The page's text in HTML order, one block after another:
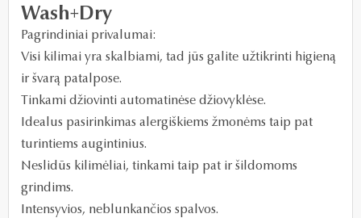
Wash+Dry
Pagrindiniai privalumai:
Visi kilimai yra skalbiami, tad jūs galite užtikrinti higieną
ir švarą patalpose.
Tinkami džiovinti automatinėse džiovyklėse.
Idealus pasirinkimas alergiškiems žmonėms taip pat
turintiems augintinius.
Neslidūs kilimėliai, tinkami taip pat ir šildomoms
grindims.
Intensyvios, neblunkančios spalvos.